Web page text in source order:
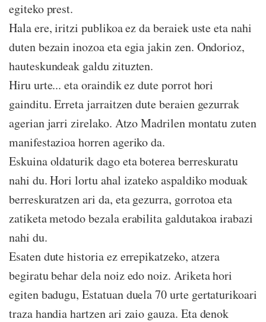
egiteko prest.
Hala ere, iritzi publikoa ez da beraiek uste eta nahi
duten bezain inozoa eta egia jakin zen. Ondorioz,
hauteskundeak galdu zituzten.
Hiru urte... eta oraindik ez dute porrot hori
gainditu. Erreta jarraitzen dute beraien gezurrak
agerian jarri zirelako. Atzo Madrilen montatu zuten
manifestazioa horren ageriko da.
Eskuina oldaturik dago eta boterea berreskuratu
nahi du. Hori lortu ahal izateko aspaldiko moduak
berreskuratzen ari da, eta gezurra, gorrotoa eta
zatiketa metodo bezala erabilita galdutakoa irabazi
nahi du.
Esaten dute historia ez errepikatzeko, atzera
begiratu behar dela noiz edo noiz. Ariketa hori
egiten badugu, Estatuan duela 70 urte gertaturikoari
traza handia hartzen ari zaio gauza. Eta denok